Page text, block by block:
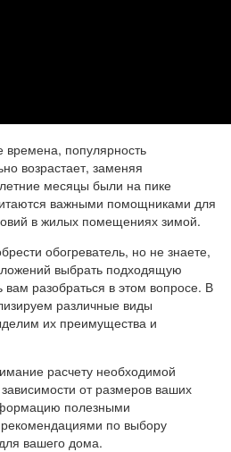
времена, популярность
возрастает, заменяя
месяцы были на пике
важными помощниками для
в жилых помещениях зимой.
обогреватель, но не знаете,
выбрать подходящую
разобраться в этом вопросе. В
различные виды
их преимущества и
расчету необходимой
от размеров ваших
полезными
по выбору
вашего дома.